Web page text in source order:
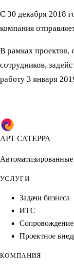
С 30 декабря 2018
компания
В рамках проектов,
сотрудников,
работу 3 января
АРТ САТЕРРА
УСЛУГИ
Задачи бизнеса
ИТС
Проектное
КОМПАНИЯ